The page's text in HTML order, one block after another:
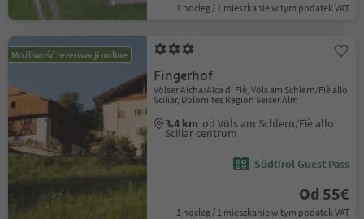
1 nocleg / 1 mieszkanie w tym podatek VAT
Możliwość rezerwacji online
Fingerhof
Völser Aicha/Aica di Fiè, Völs am Schlern/Fiè allo
Sciliar, Dolomites Region Seiser Alm
3.4 km od Völs am Schlern/Fiè allo
Sciliar centrum
Südtirol Guest Pass
Od 55€
1 nocleg / 1 mieszkanie w tym podatek VAT